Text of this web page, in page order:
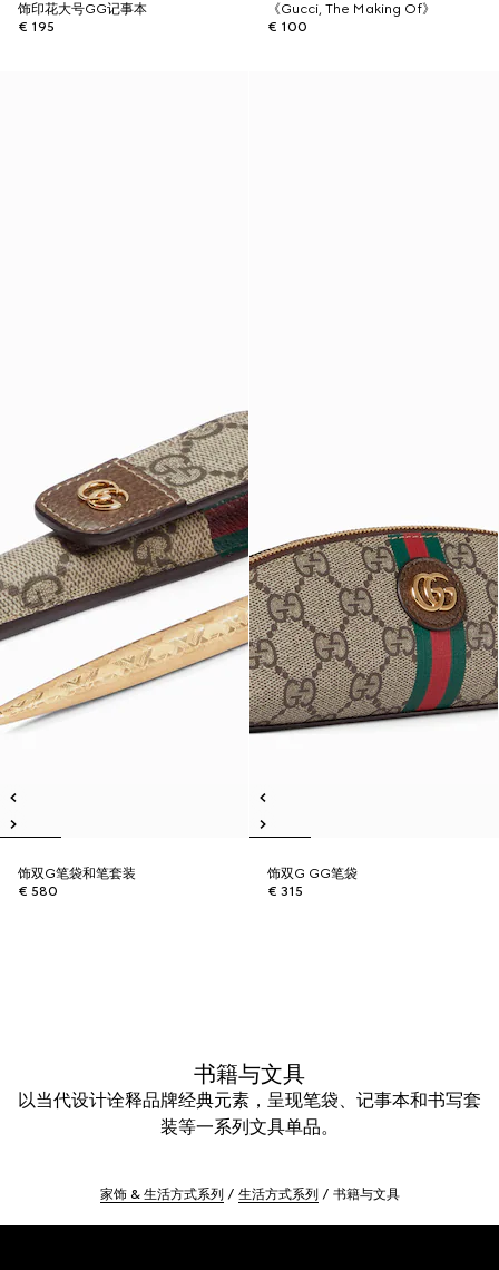
饰印花大号GG记事本
€ 195
《Gucci, The Making Of》
€ 100
饰双G笔袋和笔套装
€ 580
饰双G GG笔袋
€ 315
书籍与文具
以当代设计诠释品牌经典元素，呈现笔袋、记事本和书写套
装等一系列文具单品。
家饰 & 生活方式系列 生活方式系列 书籍与文具